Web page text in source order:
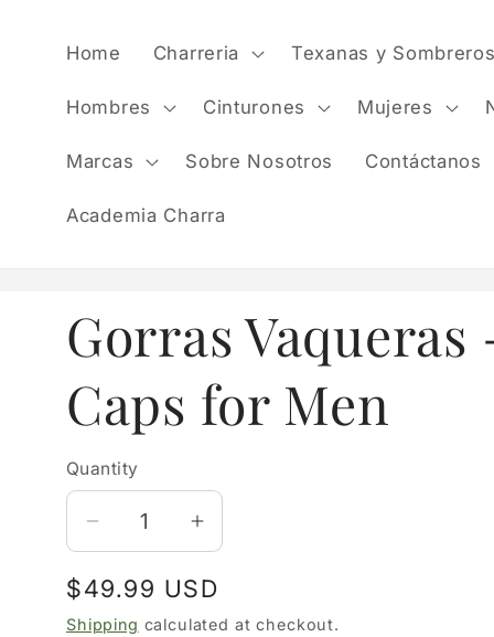
content
Home Charreria Texanas y Sombreros
Hombres Cinturones Mujeres
Marcas Sobre Nosotros Contáctanos
Academia Charra
Gorras Vaqueras
Caps for Men
Quantity
Decrease
quantity
for
Gorras
Increase
quantity
for
Gorras
Regular
price
$49.99 USD
Shipping calculated at checkout.